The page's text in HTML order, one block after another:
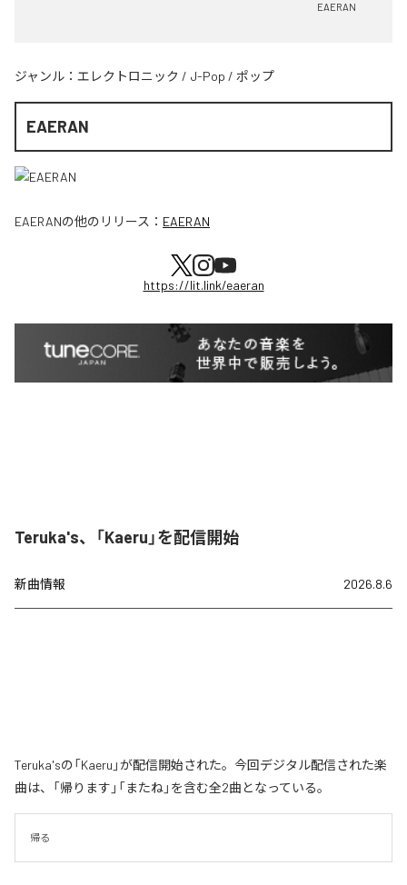
EAERAN
ジャンル： エレクトロニック / J-Pop / ポップ
EAERAN
EAERANの他のリリース： EAERAN
https://lit.link/eaeran
Teruka's、「Kaeru」を配信開始
新曲情報 2026.8.6
Teruka'sの「Kaeru」が配信開始された。今回デジタル配信された楽
曲は、「帰ります」「またね」を含む全2曲となっている。
帰る